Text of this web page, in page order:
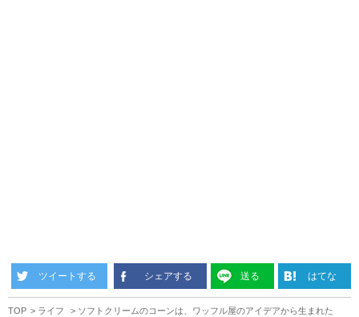
ツイートする シェアする 送る はてな
TOP ライフ ソフトクリームのコーンは、ワッフル屋のアイデアから生まれた